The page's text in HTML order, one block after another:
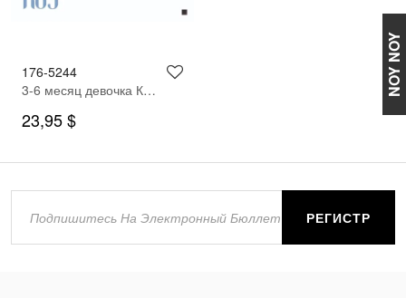
NOY NOY
176-5244
3-6 месяц девочка Кардиган платье
23,95 $
РЕГИСТР